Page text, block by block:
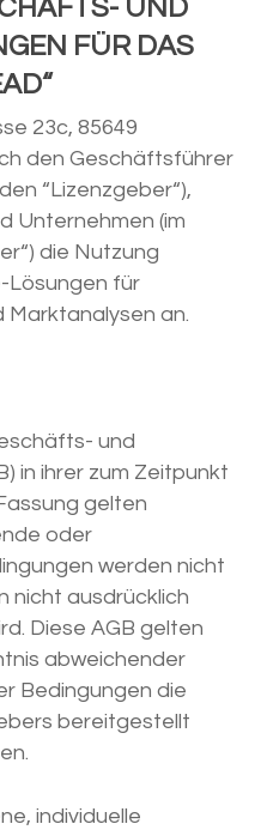
UND
FÜR DAS
23c, 85649
den Geschäftsführer
“Lizenzgeber“),
Unternehmen (im
die Nutzung
Lösungen für
an.
und
in ihrer zum Zeitpunkt
gelten
oder
werden nicht
nicht ausdrücklich
Diese AGB gelten
abweichender
Bedingungen die
bereitgestellt
individuelle